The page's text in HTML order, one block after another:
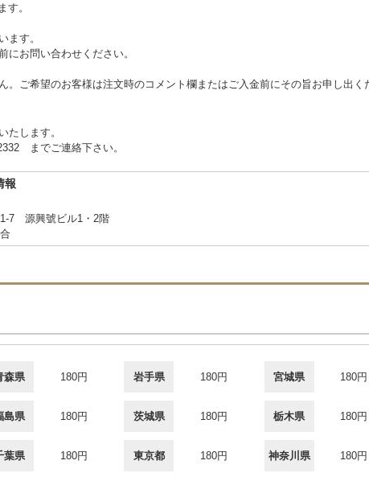
す。
ます。
にお問い合わせください。
。ご希望のお客様は注文時のコメント欄またはご入金前にその旨お申し出く
たします。
までご連絡下さい。
報
1-7 源興號ビル1・2階
森県 180円 岩手県 180円 宮城県 180円
島県 180円 茨城県 180円 栃木県 180円
葉県 180円 東京都 180円 神奈川県 180円